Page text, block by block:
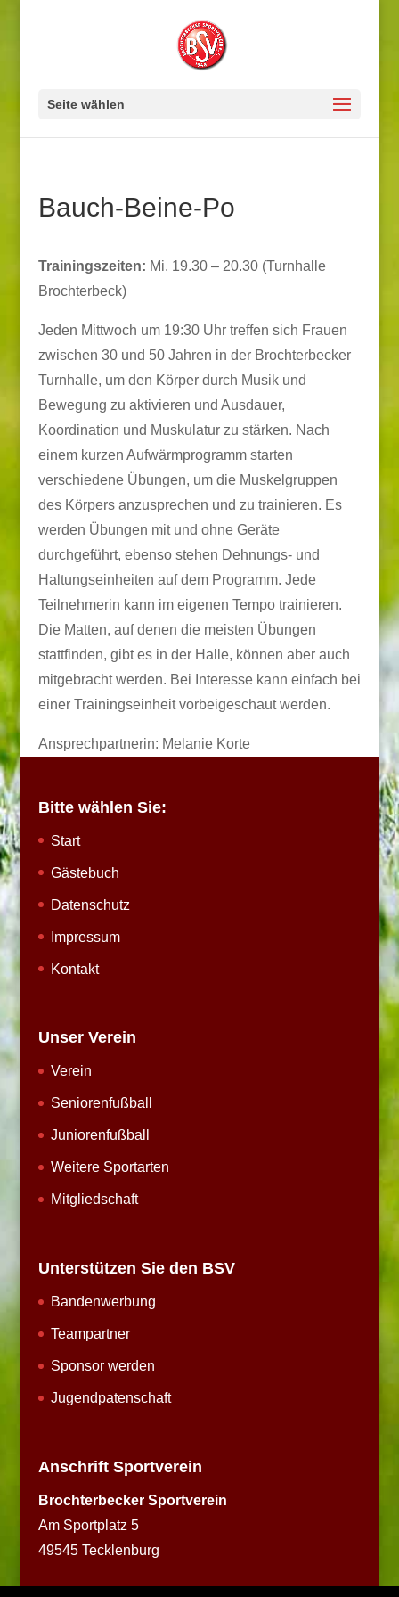
Seite wählen
Bauch-Beine-Po
Trainingszeiten: Mi. 19.30 – 20.30 (Turnhalle
Brochterbeck)
Jeden Mittwoch um 19:30 Uhr treffen sich Frauen
zwischen 30 und 50 Jahren in der Brochterbecker
Turnhalle, um den Körper durch Musik und
Bewegung zu aktivieren und Ausdauer,
Koordination und Muskulatur zu stärken. Nach
einem kurzen Aufwärmprogramm starten
verschiedene Übungen, um die Muskelgruppen
des Körpers anzusprechen und zu trainieren. Es
werden Übungen mit und ohne Geräte
durchgeführt, ebenso stehen Dehnungs- und
Haltungseinheiten auf dem Programm. Jede
Teilnehmerin kann im eigenen Tempo trainieren.
Die Matten, auf denen die meisten Übungen
stattfinden, gibt es in der Halle, können aber auch
mitgebracht werden. Bei Interesse kann einfach bei
einer Trainingseinheit vorbeigeschaut werden.
Ansprechpartnerin: Melanie Korte
Bitte wählen Sie:
Start
Gästebuch
Datenschutz
Impressum
Kontakt
Unser Verein
Verein
Seniorenfußball
Juniorenfußball
Weitere Sportarten
Mitgliedschaft
Unterstützen Sie den BSV
Bandenwerbung
Teampartner
Sponsor werden
Jugendpatenschaft
Anschrift Sportverein
Brochterbecker Sportverein
Am Sportplatz 5
49545 Tecklenburg